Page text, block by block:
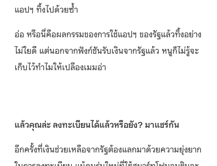
แอปฯ ทิ้งไปด้วยซ้ำ
อ่อ หรือนี่คือผลกรรมของการใช้แอปฯ ของรัฐแล้วทิ้งอย่าง
ไม่ใยดี แต่นอกจากฟังก์ชันรับเงินจากรัฐแล้ว หนูก็ไม่รู้จะ
เก็บไว้ทำไมให้เปลืองเมมอ่า
แล้วคุณล่ะ ลงทะเบียนได้แล้วหรือยัง? มาแชร์กัน
อีกครั้งที่เงินช่วยเหลือจากรัฐต้องแลกมาด้วยความยุ่งยาก